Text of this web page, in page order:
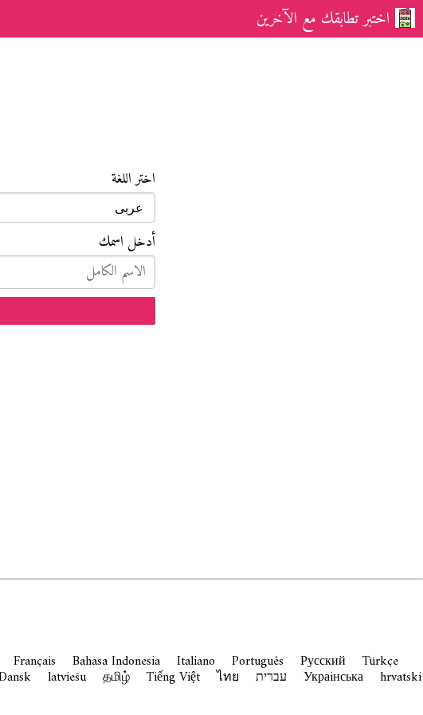
اختبر تطابقك مع الآخرين
اختر اللغة
أدخل اسمك
Français Bahasa Indonesia Italiano Português Русский Türkçe
Украiнська hrvatski עברית latviešu தமிழ் Tiếng Việt ไทย